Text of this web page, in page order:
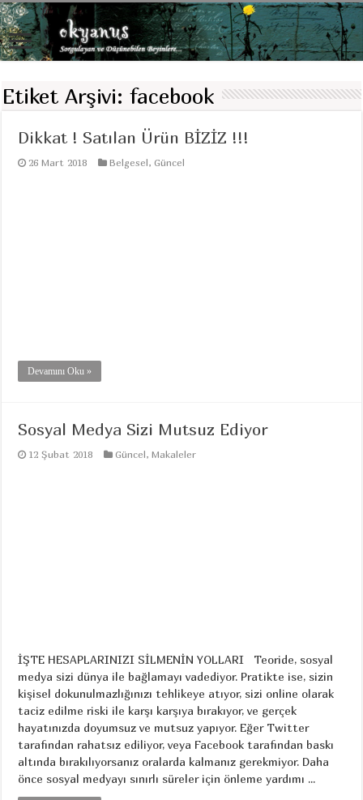
Etiket Arşivi:facebook
Dikkat ! Satılan Ürün BİZİZ !!!
26 Mart 2018 Belgesel,Güncel
Devamını Oku »
Sosyal Medya Sizi Mutsuz Ediyor
12 Şubat 2018 Güncel,Makaleler
İŞTE HESAPLARINIZI SİLMENİN YOLLARI Teoride, sosyal
medya sizi dünya ile bağlamayı vadediyor. Pratikte ise, sizin
kişisel dokunulmazlığınızı tehlikeye atıyor, sizi online olarak
taciz edilme riski ile karşı karşıya bırakıyor, ve gerçek
hayatınızda doyumsuz ve mutsuz yapıyor. Eğer Twitter
tarafından rahatsız ediliyor, veya Facebook tarafından baskı
altında bırakılıyorsanız oralarda kalmanız gerekmiyor. Daha
önce sosyal medyayı sınırlı süreler için önleme yardımı ...